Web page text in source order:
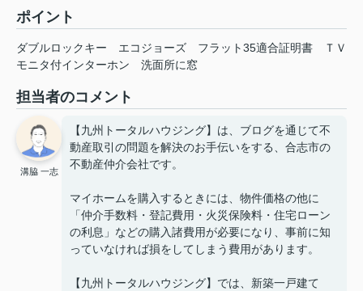
ポイント
ダブルロックキー エコジョーズ フラット35適合証明書
ＴＶ
モニタ付インターホン
洗面所に窓
担当者のコメント
溝脇 一志
【九州トータルハウジング】は、ブログを通じて不
動産取引の問題を解決のお手伝いをする、合志市の
不動産仲介会社です。
マイホームを購入するときには、物件価格の他に
「仲介手数料・登記費用・火災保険料・住宅ローン
の利息」などの購入諸費用が必要になり、事前に知
っていなければ損をしてしまう費用があります。
【九州トータルハウジング】では、新築一戸建て